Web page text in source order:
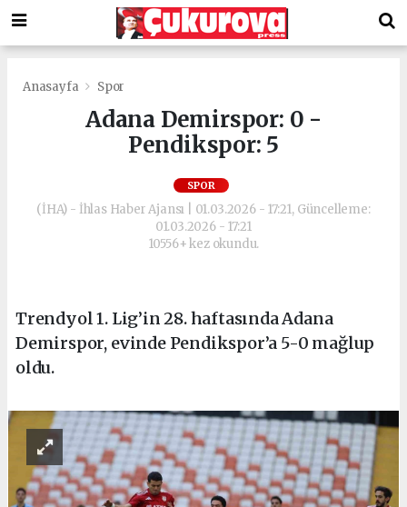
Anasayfa Spor
Adana Demirspor: 0 -
Pendikspor: 5
SPOR
(İHA) - İhlas Haber Ajansı | 01.03.2026 - 17:21, Güncelleme:
01.03.2026 - 17:21
10556+ kez okundu.
Trendyol 1. Lig’in 28. haftasında Adana
Demirspor, evinde Pendikspor’a 5-0 mağlup
oldu.